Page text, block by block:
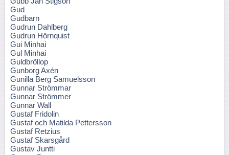
Gud
Gudbarn
Gudrun Dahlberg
Gudrun Hörnquist
Gui Minhai
Gul Minhai
Guldbröllop
Gunborg Axén
Gunilla Berg Samuelsson
Gunnar Strömmar
Gunnar Strömmer
Gunnar Wall
Gustaf Fridolin
Gustaf och Matilda Pettersson
Gustaf Retzius
Gustaf Skarsgård
Gustav Juntti